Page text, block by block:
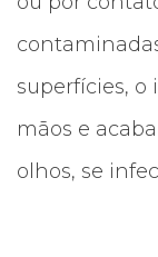
superfícies,
mãos e
olhos, se